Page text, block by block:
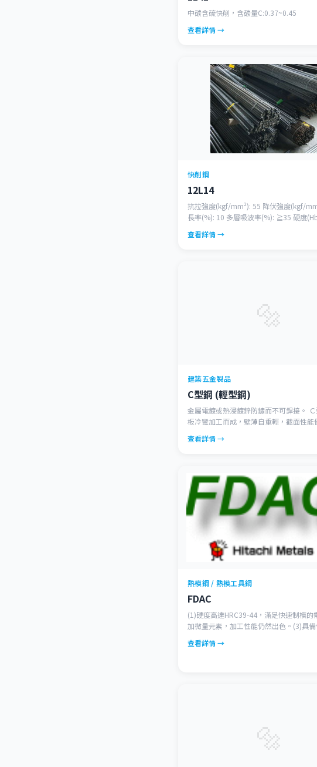
中碳含硫快削，含碳量C:0.37~0.45
查看詳情 →
快削鋼
12L14
抗拉強度(kgf/mm²): 55 降伏強度(kgf/
長率(%): 10 多層吸波率(%): ≧35 硬度
查看詳情 →
🔩
建築五金製品
C型鋼 (輕型鋼)
金屬電鍍或熱浸鍍鋅防鏽而不可銲接。
板冷彎加工而成，壁薄自重輕，截面性能
Ｃ型鋼廣泛用於鋼結構建築的檁條、牆樑
查看詳情 →
熱模鋼 / 熱模工具鋼
FDAC
(1)硬度高達HRC39-44，滿足快速制模的
加微量元素，加工性能仍然出色。(3)具
查看詳情 →
🔩